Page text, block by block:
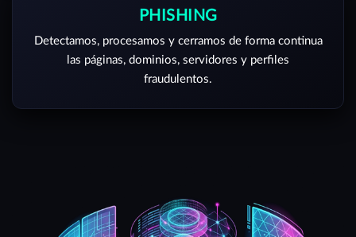
PHISHING
Detectamos, procesamos y cerramos de forma continua
las páginas, dominios, servidores y perfiles
fraudulentos.